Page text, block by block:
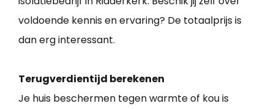
voldoende kennis en ervaring? De totaalprijs is
dan erg interessant.
Terugverdientijd berekenen
Je huis beschermen tegen warmte of kou is